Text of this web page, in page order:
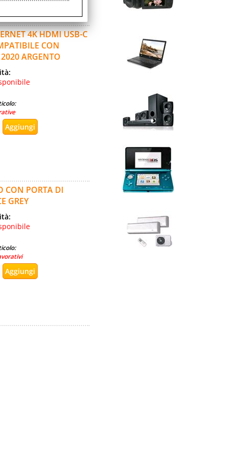
4K HDMI USB-C
CON
ARGENTO
CON PORTA DI
GREY